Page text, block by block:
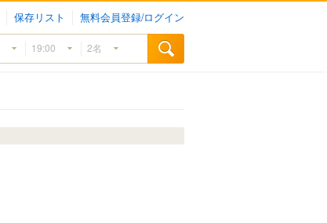
保存リスト 無料会員登録/ログイン